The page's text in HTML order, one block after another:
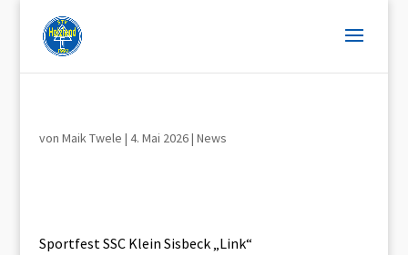
von Maik Twele | 4. Mai 2026| News
Sportfest SSC Klein Sisbeck „Link“